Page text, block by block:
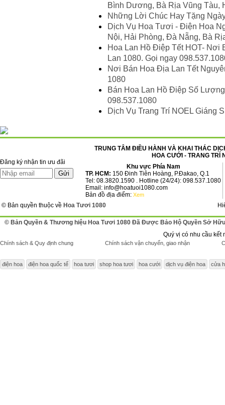
Bình Dương, Bà Rịa Vũng Tàu,
Những Lời Chúc Hay Tặng
Dịch Vụ Hoa Tươi - Điện Hoa
Nội, Hải Phòng, Đà Nẵng, Bà
Hoa Lan Hồ Điệp Tết HOT- Nơi
Lan 1080. Gọi ngay
Nơi Bán Hoa Địa Lan Tết
1080
Bán Hoa Lan Hồ Điệp Số
098.537.1080
Dịch Vụ Trang Trí NOEL Giáng
Đăng ký nhận tin ưu đãi
TRUNG TÂM ĐIỀU HÀNH VÀ KHAI THÁC
HOA CƯỚI - TRANG TRÍ
Khu vực Phía Nam
TP. HCM: 150 Đinh Tiên Hoàng, P.Đakao, Q.1
Tel: 08.3820.1590 . Hotline (24/24): 098.537.1080
Email: info@hoatuoi1080.com
Bản đồ địa điểm: Xem
© Bản quyền thuộc về Hoa Tươi 1080
© Bản Quyền & Thương hiệu Hoa Tươi 1080 Đã Được Bảo Hộ Quyền Sở Hữu
Quý vị có nhu cầu kết
Chính sách & Quy định chung Chính sách vận chuyển, giao nhận
điện hoa điện hoa quốc tế hoa tươi shop hoa tươi hoa cưới dịch vụ điện hoa cửa